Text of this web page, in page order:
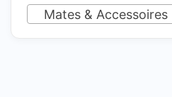
Mates & Accessoires